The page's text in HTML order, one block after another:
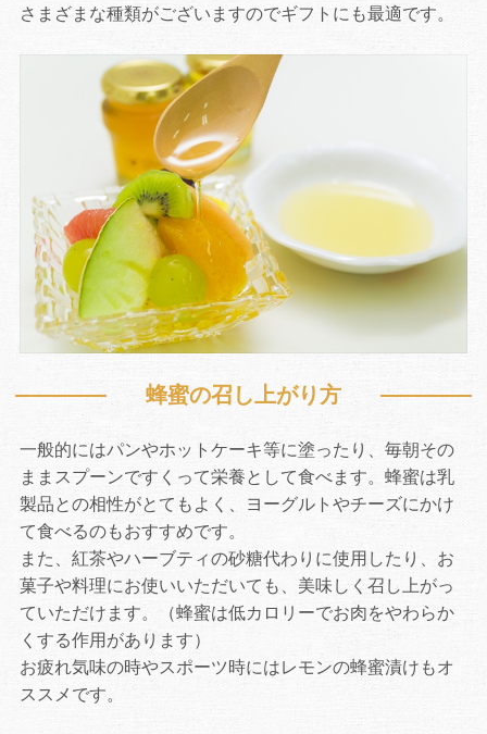
さまざまな種類がございますのでギフトにも最適です。
蜂蜜の召し上がり方
一般的にはパンやホットケーキ等に塗ったり、毎朝その
ままスプーンですくって栄養として食べます。蜂蜜は乳
製品との相性がとてもよく、ヨーグルトやチーズにかけ
て食べるのもおすすめです。
また、紅茶やハーブティの砂糖代わりに使用したり、お
菓子や料理にお使いいただいても、美味しく召し上がっ
ていただけます。（蜂蜜は低カロリーでお肉をやわらか
くする作用があります）
お疲れ気味の時やスポーツ時にはレモンの蜂蜜漬けもオ
ススメです。